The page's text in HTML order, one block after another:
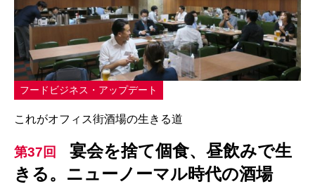
フードビジネス・アップデート
これがオフィス街酒場の生きる道
第37回
宴会を捨て個食、昼飲みで生
きる。ニューノーマル時代の酒場